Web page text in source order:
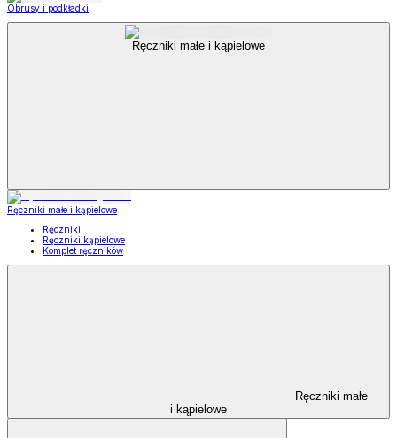
Obrusy i podkładki
Ręczniki małe i kąpielowe
Ręczniki małe i kąpielowe
Ręczniki
Ręczniki kąpielowe
Komplet ręczników
Ręczniki małe
i kąpielowe